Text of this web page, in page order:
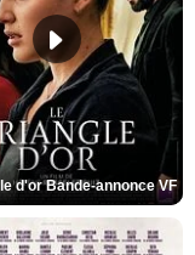
d'or Bande-annonce VF